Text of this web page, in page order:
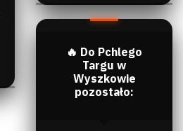
🔥 Do Pchlego
Targu w
Wyszkowie
pozostało: